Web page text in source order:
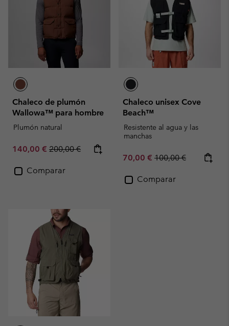
Chaleco de plumón
Wallowa™ para hombre
Plumón natural
Sale price:
140,00 € Regular price:
200,00 €
Comparar
Chaleco unisex Cove
Beach™
Resistente al agua y las
manchas
Sale price:
70,00 € Regular price:
100,00 €
Comparar